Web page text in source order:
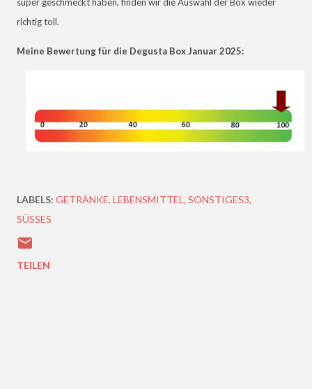
richtig toll.
Meine Bewertung für die Degusta Box Januar 2025:
LABELS: GETRÄNKE LEBENSMITTEL
SONSTIGES3
SÜSSES
TEILEN